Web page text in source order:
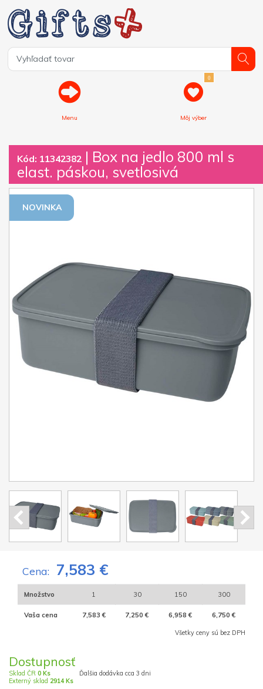
Menu
0
Môj výber
Kód: 11342382 | Box na jedlo 800 ml s
elast. páskou, svetlosivá
NOVINKA
Cena: 7,583 €
Množstvo 1 30 150 300
Vaša cena 7,583 € 7,250 € 6,958 € 6,750 €
Všetky ceny sú bez DPH
Dostupnosť
Sklad ČR 0 Ks
Externý sklad 2914 Ks
Ďalšia dodávka cca 3 dni